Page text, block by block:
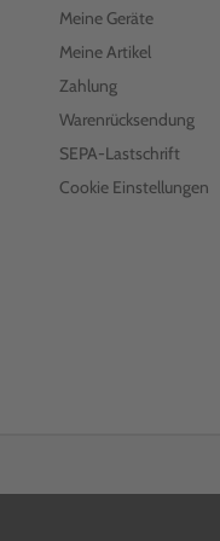
Meine Geräte
Meine Artikel
Zahlung
Warenrücksendung
SEPA-Lastschrift
Cookie Einstellungen